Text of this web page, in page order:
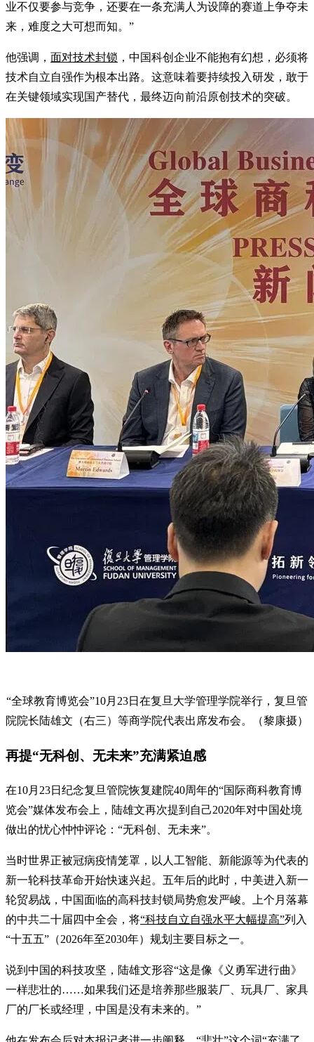
业不仅要参与竞争，还要在一条充满人为设障的赛道上争夺未
来，难度之大可想而知。”
他强调， 面对技术封锁 ，中国科创企业不能抱有幻想，必须将
技术自立自强作为根本出路。这意味着要持续投入研发，敢于
在关键领域实现国产替代，最终迈向前沿原创技术的突破。
“全球教育博览会”10月23日在复旦大学管理学院举行，复旦管
院院长陆雄文（右三）等商学院代表出席发布会。（黎康摄）
再提“无科创、无未来”充满紧迫感
在10月23日纪念复旦管院恢复建院40周年的“国际商科教育博
览会”媒体发布会上，陆雄文再次提到自己2020年对中国处境
做出的忧心忡忡评论：“无科创、无未来”。
当时世界正被冠病疫情笼罩，以人工智能、新能源等为代表的
新一轮科技革命开始快速兴起。五年后的此时，中美进入新一
轮贸易战，中国面临的高科技封锁局势愈发严峻。上个月落幕
的中共二十届四中全会，将“科技自立自强水平大幅提高”列入
“十五五”（2026年至2030年）规划主要目标之一。
说到中国的科技攻坚，陆雄文形容“这是像《义勇军进行曲》
一样悲壮的……如果我们还是培养那些服装厂、玩具厂、家具
厂的厂长或经理，中国是没有未来的。”